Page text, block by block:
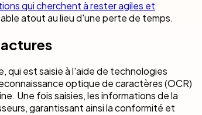
qui cherchent à rester agiles et
atout au lieu d'une perte de temps.
est saisie à l'aide de technologies
optique de caractères (OCR)
Une fois saisies, les informations de la
garantissant ainsi la conformité et